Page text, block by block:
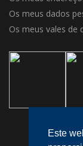
Este
Os meus dados
Os meus vales de